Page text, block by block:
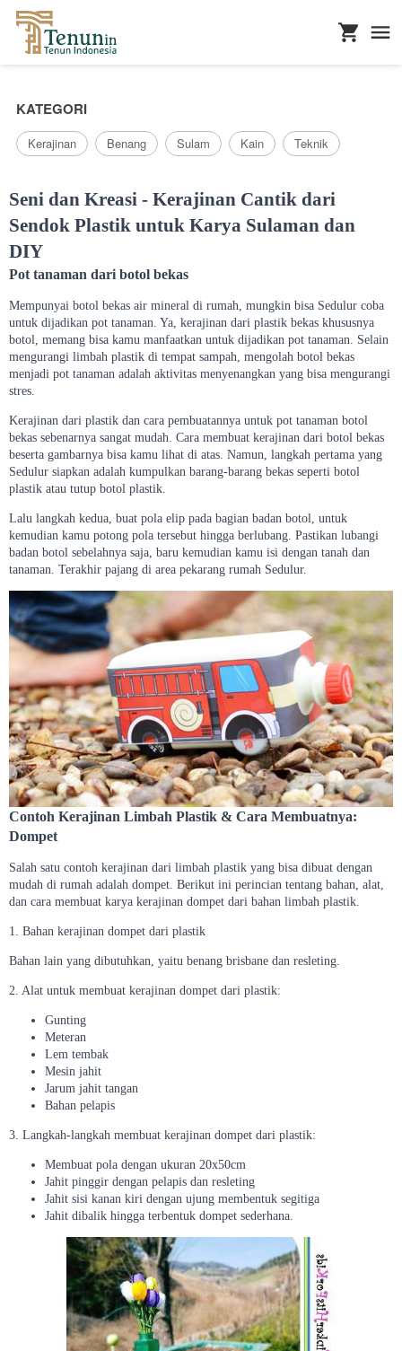
KATEGORI
Kerajinan Benang Sulam Kain Teknik
Seni dan Kreasi - Kerajinan Cantik dari
Sendok Plastik untuk Karya Sulaman dan
DIY
Pot tanaman dari botol bekas
Mempunyai botol bekas air mineral di rumah, mungkin bisa Sedulur coba
untuk dijadikan pot tanaman. Ya, kerajinan dari plastik bekas khususnya
botol, memang bisa kamu manfaatkan untuk dijadikan pot tanaman. Selain
mengurangi limbah plastik di tempat sampah, mengolah botol bekas
menjadi pot tanaman adalah aktivitas menyenangkan yang bisa mengurangi
stres.
Kerajinan dari plastik dan cara pembuatannya untuk pot tanaman botol
bekas sebenarnya sangat mudah. Cara membuat kerajinan dari botol bekas
beserta gambarnya bisa kamu lihat di atas. Namun, langkah pertama yang
Sedulur siapkan adalah kumpulkan barang-barang bekas seperti botol
plastik atau tutup botol plastik.
Lalu langkah kedua, buat pola elip pada bagian badan botol, untuk
kemudian kamu potong pola tersebut hingga berlubang. Pastikan lubangi
badan botol sebelahnya saja, baru kemudian kamu isi dengan tanah dan
tanaman. Terakhir pajang di area pekarang rumah Sedulur.
Contoh Kerajinan Limbah Plastik & Cara Membuatnya:
Dompet
Salah satu contoh kerajinan dari limbah plastik yang bisa dibuat dengan
mudah di rumah adalah dompet. Berikut ini perincian tentang bahan, alat,
dan cara membuat karya kerajinan dompet dari bahan limbah plastik.
1. Bahan kerajinan dompet dari plastik
Bahan lain yang dibutuhkan, yaitu benang brisbane dan resleting.
2. Alat untuk membuat kerajinan dompet dari plastik:
Gunting
Meteran
Lem tembak
Mesin jahit
Jarum jahit tangan
Bahan pelapis
3. Langkah-langkah membuat kerajinan dompet dari plastik:
Membuat pola dengan ukuran 20x50cm
Jahit pinggir dengan pelapis dan resleting
Jahit sisi kanan kiri dengan ujung membentuk segitiga
Jahit dibalik hingga terbentuk dompet sederhana.